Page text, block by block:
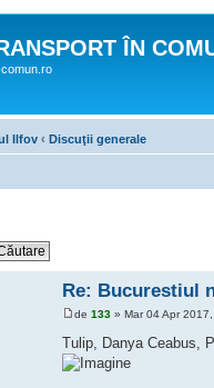
ÎN
Ilfov ‹ Discuţii generale
Re: Bucurestiul
de133 » Mar 04 Apr
Tulip, Danya Ceabus,